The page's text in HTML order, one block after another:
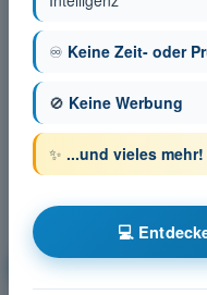
Meteorologie
♾️ Keine Zeit- oder
🚫 Keine Werbung
✨ ...und vieles mehr!
💻